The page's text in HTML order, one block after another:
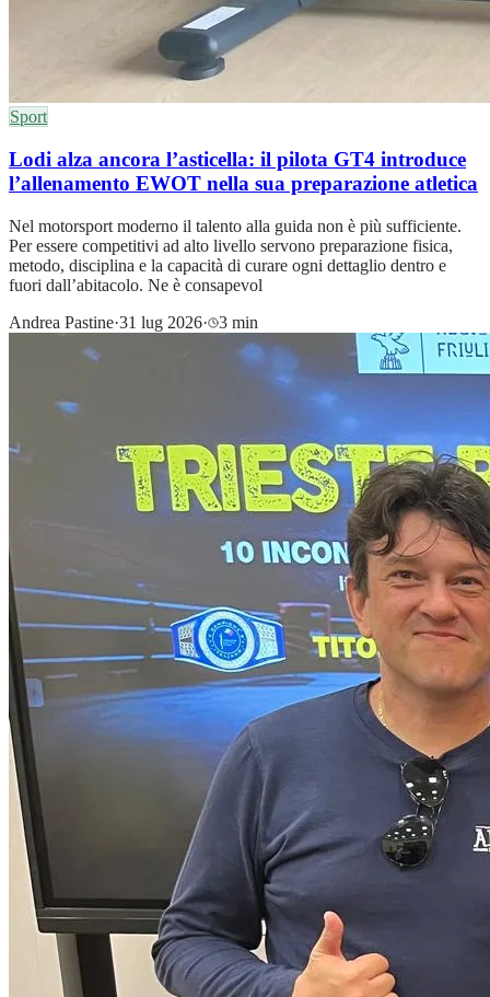
Sport
Lodi alza ancora l’asticella: il pilota GT4 introduce
l’allenamento EWOT nella sua preparazione atletica
Nel motorsport moderno il talento alla guida non è più sufficiente.
Per essere competitivi ad alto livello servono preparazione fisica,
metodo, disciplina e la capacità di curare ogni dettaglio dentro e
fuori dall’abitacolo. Ne è consapevol
Andrea Pastine·31 lug 2026· 3 min